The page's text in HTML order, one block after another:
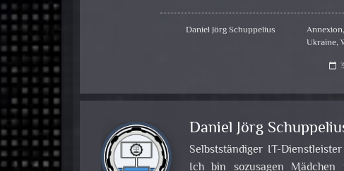
Daniel Jörg Schuppelius Annexion
Ukraine,
calendar_today
Daniel Jörg
Selbstständiger IT-